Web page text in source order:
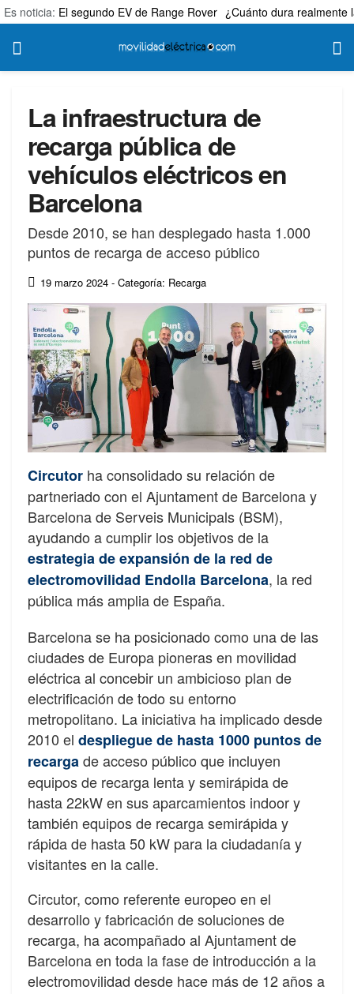
Es noticia: El segundo EV de Range Rover ¿Cuánto dura realmente
La infraestructura de
recarga pública de
vehículos eléctricos en
Barcelona
Desde 2010, se han desplegado hasta 1.000
puntos de recarga de acceso público
19 marzo 2024 - Categoría: Recarga
Circutor ha consolidado su relación de
partneriado con el Ajuntament de Barcelona y
Barcelona de Serveis Municipals (BSM),
ayudando a cumplir los objetivos de la
estrategia de expansión de la red de
electromovilidad Endolla Barcelona, la red
pública más amplia de España.
Barcelona se ha posicionado como una de las
ciudades de Europa pioneras en movilidad
eléctrica al concebir un ambicioso plan de
electrificación de todo su entorno
metropolitano. La iniciativa ha implicado desde
2010 el despliegue de hasta 1000 puntos de
recargade acceso público que incluyen
equipos de recarga lenta y semirápida de
hasta 22kW en sus aparcamientos indoor y
también equipos de recarga semirápida y
rápida de hasta 50 kW para la ciudadanía y
visitantes en la calle.
Circutor, como referente europeo en el
desarrollo y fabricación de soluciones de
recarga, ha acompañado al Ajuntament de
Barcelona en toda la fase de introducción a la
electromovilidad desde hace más de 12 años a